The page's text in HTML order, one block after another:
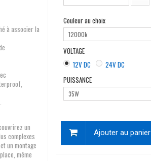
à associer la
un
complexes
et un montage
même
Couleur au choix
12000k
VOLTAGE
12V DC
24V DC
PUISSANCE
35W
Ajouter au panier